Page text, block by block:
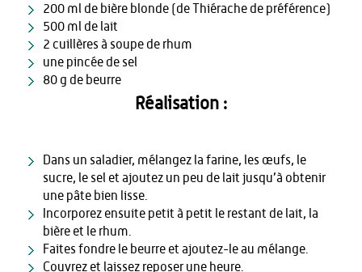
200 ml de bière blonde (de Thiérache de préférence)
500 ml de lait
2 cuillères à soupe de rhum
une pincée de sel
80 g de beurre
Réalisation :
Dans un saladier, mélangez la farine, les œufs, le
sucre, le sel et ajoutez un peu de lait jusqu’à obtenir
une pâte bien lisse.
Incorporez ensuite petit à petit le restant de lait, la
bière et le rhum.
Faites fondre le beurre et ajoutez-le au mélange.
Couvrez et laissez reposer une heure.